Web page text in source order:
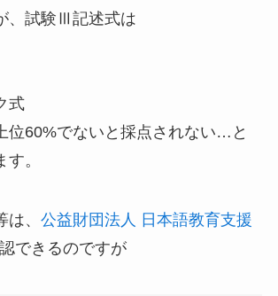
、試験Ⅲ記述式は
式
位60%でないと採点されない…と
。
、 公益財団法人 日本語教育支援
できるのですが